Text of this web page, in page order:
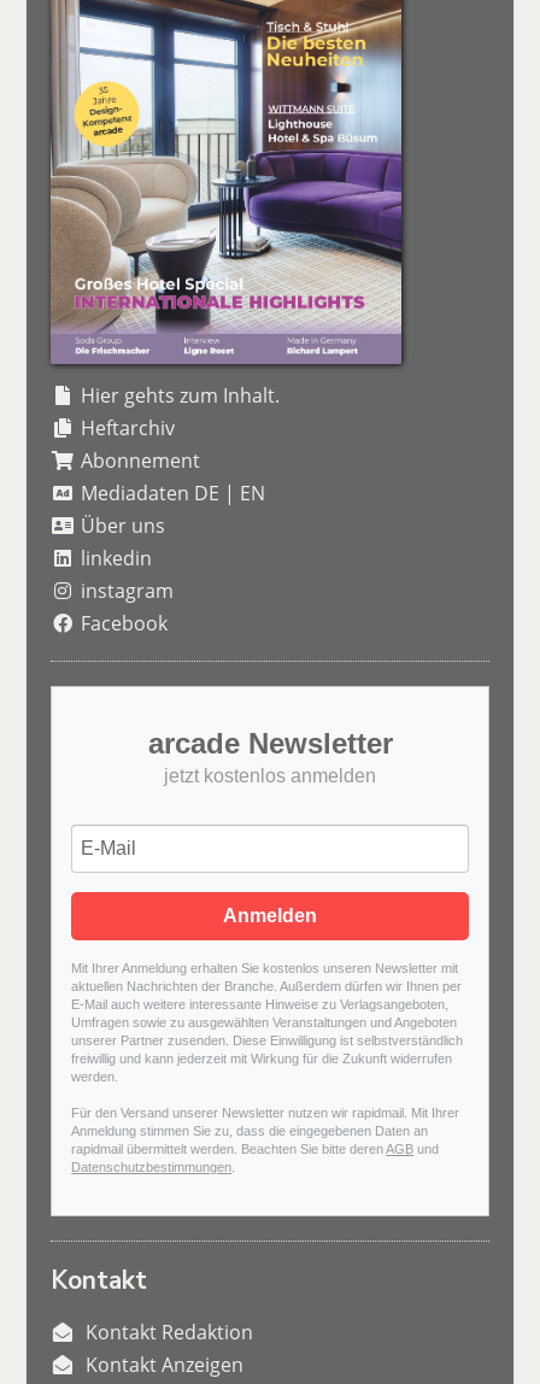
Hier gehts zum Inhalt.
Heftarchiv
Abonnement
Mediadaten DE | EN
Über uns
linkedin
instagram
Facebook
arcade Newsletter
jetzt kostenlos anmelden
Anmelden
Mit Ihrer Anmeldung erhalten Sie kostenlos unseren Newsletter mit
aktuellen Nachrichten der Branche. Außerdem dürfen wir Ihnen per
E-Mail auch weitere interessante Hinweise zu Verlagsangeboten,
Umfragen sowie zu ausgewählten Veranstaltungen und Angeboten
unserer Partner zusenden. Diese Einwilligung ist selbstverständlich
freiwillig und kann jederzeit mit Wirkung für die Zukunft widerrufen
werden.
Für den Versand unserer Newsletter nutzen wir rapidmail. Mit Ihrer
Anmeldung stimmen Sie zu, dass die eingegebenen Daten an
rapidmail übermittelt werden. Beachten Sie bitte derenAGB und
Datenschutzbestimmungen
Kontakt
Kontakt Redaktion
Kontakt Anzeigen